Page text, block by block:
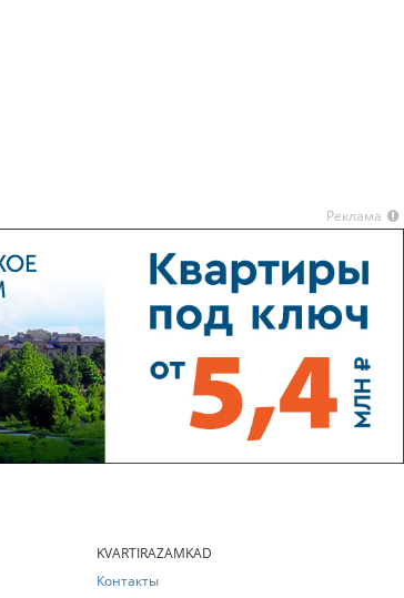
Реклама
KVARTIRAZAMKAD
Контакты